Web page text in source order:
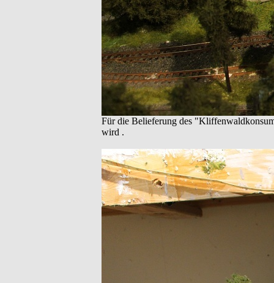
Für die Belieferung des
wird .